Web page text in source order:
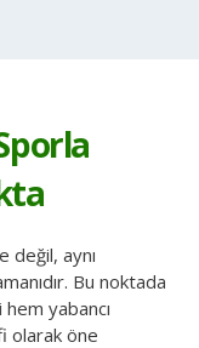
değil, aynı
Bu noktada
yabancı
olarak öne